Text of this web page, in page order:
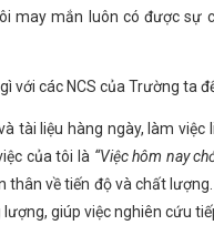
may mắn luôn có được
với các NCS của Trường ta
tài liệu hàng ngày, làm
của tôi là “Việc hôm nay
thân về tiến độ và chất
giúp việc nghiên cứu